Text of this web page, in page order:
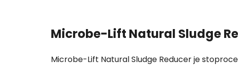
Microbe-Lift Natural Sludge
Microbe-Lift Natural Sludge Reducer je